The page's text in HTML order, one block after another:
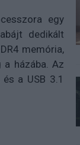
egy
dedikált
memória,
házába. Az
a USB 3.1